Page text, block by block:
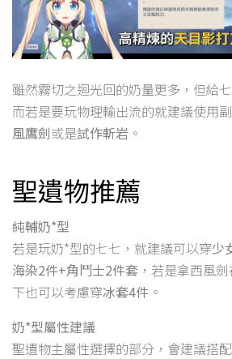
雖然霧切之迴光回的奶量更多，但給
而若是要玩物理輸出流的就建議使用
風鷹劍或是試作斬岩 。
聖遺物推薦
純輔奶*型
若是玩奶*型的七七，就建議可以穿少
海染2件+角鬥士2件套 ，若是拿西風
下也可以考慮穿冰套4件 。
奶*型屬性建議
聖遺物主屬性選擇的部分，會建議搭配